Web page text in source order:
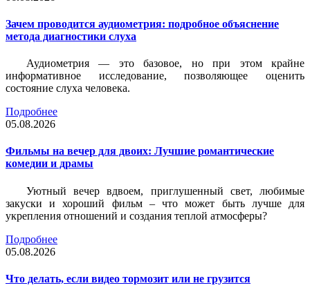
Зачем проводится аудиометрия: подробное объяснение
метода диагностики слуха
Аудиометрия — это базовое, но при этом крайне
информативное исследование, позволяющее оценить
состояние слуха человека.
Подробнее
05.08.2026
Фильмы на вечер для двоих: Лучшие романтические
комедии и драмы
Уютный вечер вдвоем, приглушенный свет, любимые
закуски и хороший фильм – что может быть лучше для
укрепления отношений и создания теплой атмосферы?
Подробнее
05.08.2026
Что делать, если видео тормозит или не грузится